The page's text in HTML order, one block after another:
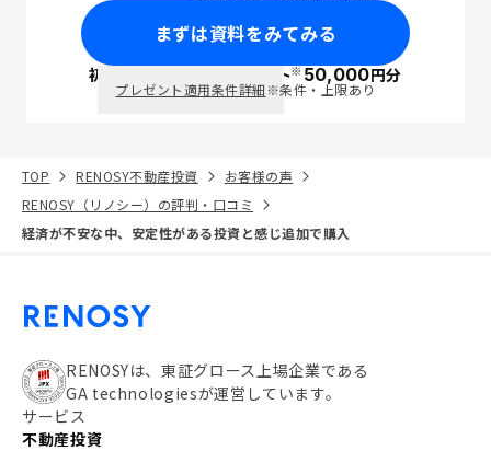
まずは資料をみてみる
初回面談で ポイント※50,000円分
プレゼント適用条件詳細※条件・上限あり
TOP RENOSY不動産投資
お客様の声
RENOSY（リノシー）の評判・口コミ
経済が不安な中、安定性がある投資と感じ追加で購入
RENOSYは、東証グロース上場企業である
GA technologiesが運営しています。
サービス
不動産投資